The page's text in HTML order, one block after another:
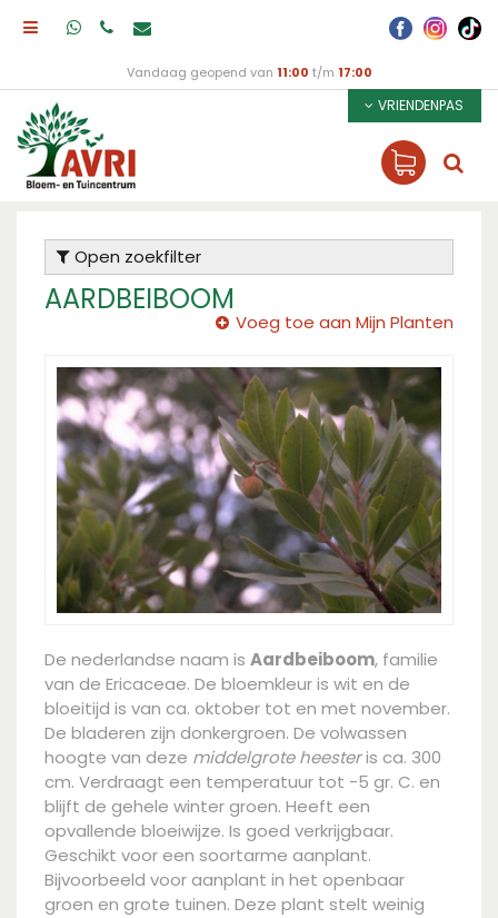
Vandaag geopend van 11:00 t/m 17:00
VRIENDENPAS
Open zoekfilter
AARDBEIBOOM
Voeg toe aan Mijn Planten
De nederlandse naam is Aardbeiboom, familie
van de Ericaceae. De bloemkleur is wit en de
bloeitijd is van ca. oktober tot en met november.
De bladeren zijn donkergroen. De volwassen
hoogte van deze middelgrote heesteris ca. 300
cm. Verdraagt een temperatuur tot -5 gr. C. en
blijft de gehele winter groen. Heeft een
opvallende bloeiwijze. Is goed verkrijgbaar.
Geschikt voor een soortarme aanplant.
Bijvoorbeeld voor aanplant in het openbaar
groen en grote tuinen. Deze plant stelt weinig